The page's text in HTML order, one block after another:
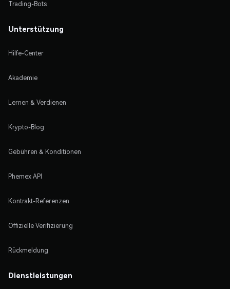
Trading-Bots
Unterstützung
Hilfe-Center
Akademie
Lernen & Verdienen
Krypto-Blog
Gebühren & Konditionen
Phemex API
Kontrakt-Referenzen
Offizielle Verifizierung
Rückmeldung
Dienstleistungen